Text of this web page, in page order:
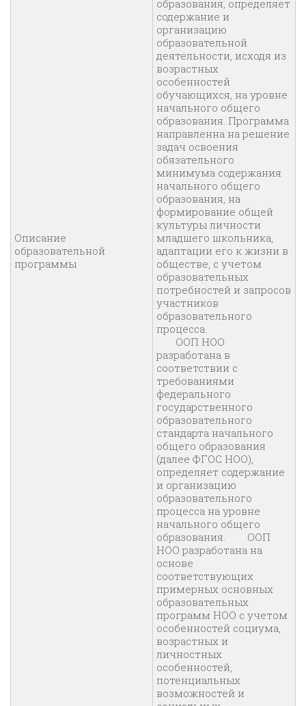
Описание
образовательной
программы
образования, определяет
содержание и
организацию
образовательной
деятельности, исходя из
возрастных
особенностей
обучающихся, на уровне
начального общего
образования. Программа
направленна на решение
задач освоения
обязательного
минимума содержания
начального общего
образования, на
формирование общей
культуры личности
младшего школьника,
адаптации его к жизни в
обществе, с учетом
образовательных
потребностей и запросов
участников
образовательного
процесса.
ООП НОО
разработана в
соответствии с
требованиями
федерального
государственного
образовательного
стандарта начального
общего образования
(далее ФГОС НОО),
определяет содержание
и организацию
образовательного
процесса на уровне
начального общего
образования. ООП
НОО разработана на
основе
соответствующих
примерных основных
образовательных
программ НОО с учетом
особенностей социума,
возрастных и
личностных
особенностей,
потенциальных
возможностей и